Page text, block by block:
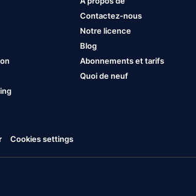
Contactez-nous
Notre licence
Blog
Abonnements et tarifs
Quoi de neuf
Cookies settings